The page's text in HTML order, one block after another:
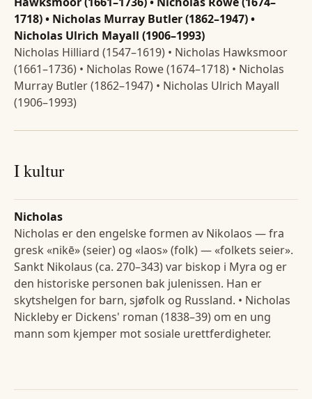
1718) • Nicholas Murray Butler (1862–1947) •
Nicholas Ulrich Mayall (1906–1993)
Nicholas Hilliard (1547–1619) • Nicholas Hawksmoor
(1661–1736) • Nicholas Rowe (1674–1718) • Nicholas
Murray Butler (1862–1947) • Nicholas Ulrich Mayall
(1906–1993)
I kultur
Nicholas
Nicholas er den engelske formen av Nikolaos — fra
gresk «nikē» (seier) og «laos» (folk) — «folkets seier».
Sankt Nikolaus (ca. 270–343) var biskop i Myra og er
den historiske personen bak julenissen. Han er
skytshelgen for barn, sjøfolk og Russland. • Nicholas
Nickleby er Dickens' roman (1838–39) om en ung
mann som kjemper mot sosiale urettferdigheter.